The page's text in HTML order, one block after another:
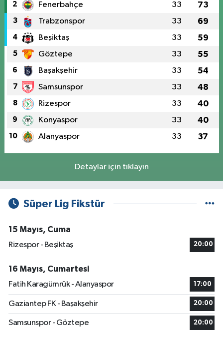
2 Fenerbahçe 33 73
3 Trabzonspor 33 69
4 Beşiktaş 33 59
5 Göztepe 33 55
6 Başakşehir 33 54
7 Samsunspor 33 48
8 Rizespor 33 40
9 Konyaspor 33 40
10 Alanyaspor 33 37
Detaylar için tıklayın
Süper Lig Fikstür
15 Mayıs, Cuma
Rizespor - Beşiktaş
20:00
16 Mayıs, Cumartesi
Fatih Karagümrük - Alanyaspor
17:00
Gaziantep FK - Başakşehir 20:00
Samsunspor - Göztepe 20:00